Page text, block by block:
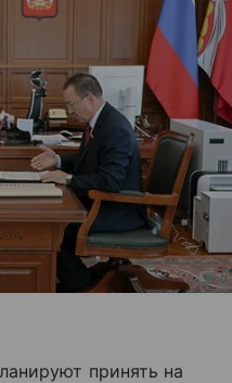
принять на